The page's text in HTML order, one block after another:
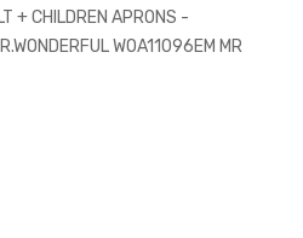
+ CHILDREN APRONS -
WOA11096EM MR